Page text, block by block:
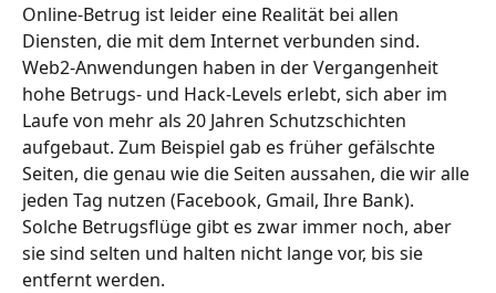
Online-Betrug ist leider eine Realität bei allen
Diensten, die mit dem Internet verbunden sind.
Web2-Anwendungen haben in der Vergangenheit
hohe Betrugs- und Hack-Levels erlebt, sich aber im
Laufe von mehr als 20 Jahren Schutzschichten
aufgebaut. Zum Beispiel gab es früher gefälschte
Seiten, die genau wie die Seiten aussahen, die wir alle
jeden Tag nutzen (Facebook, Gmail, Ihre Bank).
Solche Betrugsflüge gibt es zwar immer noch, aber
sie sind selten und halten nicht lange vor, bis sie
entfernt werden.